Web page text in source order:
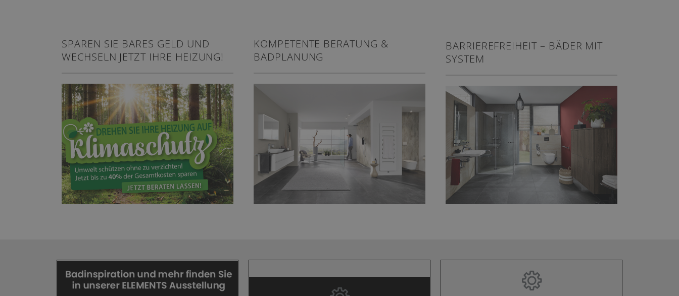
SPAREN SIE BARES GELD UND
WECHSELN JETZT IHRE HEIZUNG!
KOMPETENTE BERATUNG &
BADPLANUNG
BARRIEREFREIHEIT – BÄDER MIT
SYSTEM